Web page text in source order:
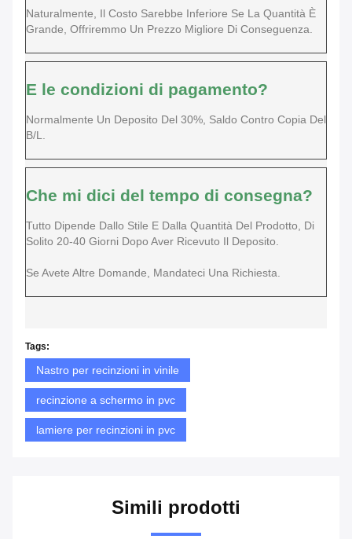
Naturalmente, Il Costo Sarebbe Inferiore Se La Quantità È
Grande, Offriremmo Un Prezzo Migliore Di Conseguenza.
E le condizioni di pagamento?
Normalmente Un Deposito Del 30%, Saldo Contro Copia Del
B/L.
Che mi dici del tempo di consegna?
Tutto Dipende Dallo Stile E Dalla Quantità Del Prodotto, Di
Solito 20-40 Giorni Dopo Aver Ricevuto Il Deposito.
Se Avete Altre Domande, Mandateci Una Richiesta.
Tags:
Nastro per recinzioni in vinile
recinzione a schermo in pvc
lamiere per recinzioni in pvc
Simili prodotti